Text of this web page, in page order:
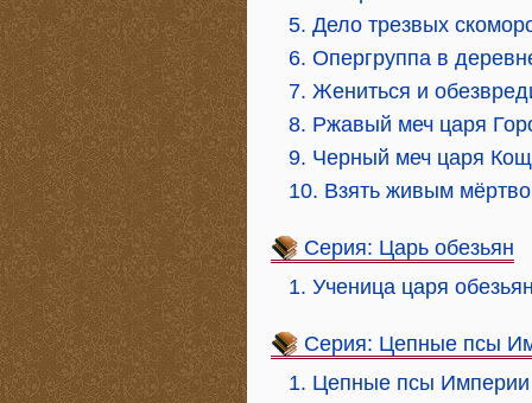
5. Дело трезвых
6. Опергруппа в
7. Жениться и
8. Ржавый меч царя
9. Черный меч царя
10. Взять живым
Серия: Царь обезьян
1. Ученица царя
Серия: Цепные псы
1. Цепные псы Империи